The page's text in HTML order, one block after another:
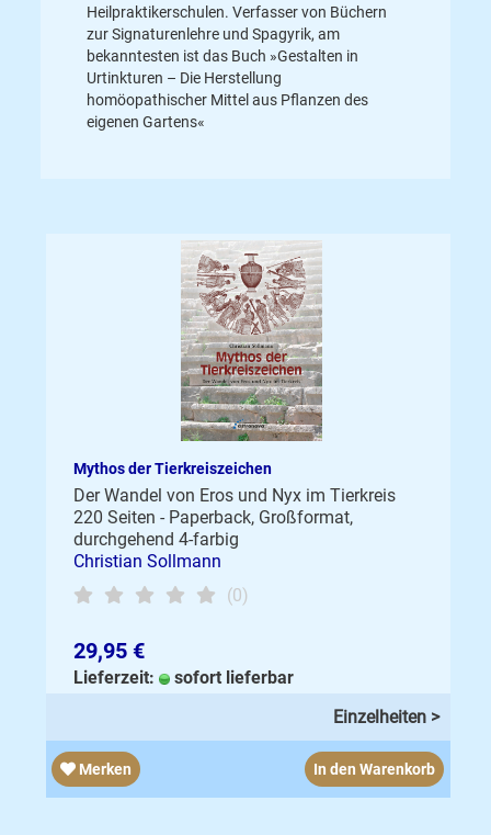
Heilpraktikerschulen. Verfasser von Büchern
zur Signaturenlehre und Spagyrik, am
bekanntesten ist das Buch »Gestalten in
Urtinkturen – Die Herstellung
homöopathischer Mittel aus Pflanzen des
eigenen Gartens«
Mythos der Tierkreiszeichen
Der Wandel von Eros und Nyx im Tierkreis
220 Seiten - Paperback, Großformat,
durchgehend 4-farbig
Christian Sollmann
(0)
29,95 €
Lieferzeit:
sofort lieferbar
Einzelheiten >
Merken In den Warenkorb